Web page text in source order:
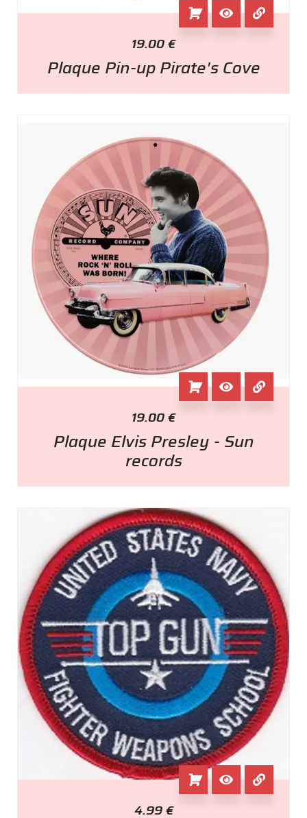
19.00€
Plaque Pin-up Pirate's Cove
19.00€
Plaque Elvis Presley - Sun
records
4.99€